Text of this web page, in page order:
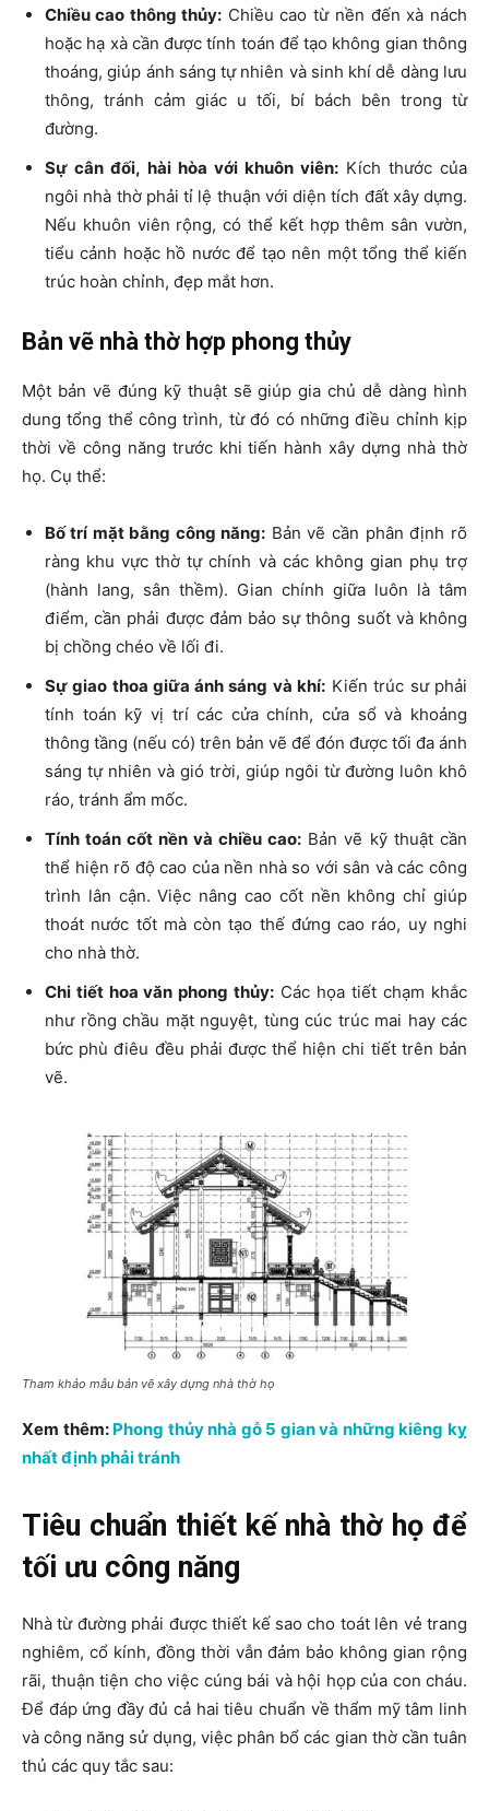
Chiều cao thông thủy: Chiều cao từ nền đến xà nách
hoặc hạ xà cần được tính toán để tạo không gian thông
thoáng, giúp ánh sáng tự nhiên và sinh khí dễ dàng lưu
thông, tránh cảm giác u tối, bí bách bên trong từ
đường.
Sự cân đối, hài hòa với khuôn viên: Kích thước của
ngôi nhà thờ phải tỉ lệ thuận với diện tích đất xây dựng.
Nếu khuôn viên rộng, có thể kết hợp thêm sân vườn,
tiểu cảnh hoặc hồ nước để tạo nên một tổng thể kiến
trúc hoàn chỉnh, đẹp mắt hơn.
Bản vẽ nhà thờ hợp phong thủy
Một bản vẽ đúng kỹ thuật sẽ giúp gia chủ dễ dàng hình
dung tổng thể công trình, từ đó có những điều chỉnh kịp
thời về công năng trước khi tiến hành xây dựng nhà thờ
họ. Cụ thể:
Bố trí mặt bằng công năng: Bản vẽ cần phân định rõ
ràng khu vực thờ tự chính và các không gian phụ trợ
(hành lang, sân thềm). Gian chính giữa luôn là tâm
điểm, cần phải được đảm bảo sự thông suốt và không
bị chồng chéo về lối đi.
Sự giao thoa giữa ánh sáng và khí: Kiến trúc sư phải
tính toán kỹ vị trí các cửa chính, cửa sổ và khoảng
thông tầng (nếu có) trên bản vẽ để đón được tối đa ánh
sáng tự nhiên và gió trời, giúp ngôi từ đường luôn khô
ráo, tránh ẩm mốc.
Tính toán cốt nền và chiều cao: Bản vẽ kỹ thuật cần
thể hiện rõ độ cao của nền nhà so với sân và các công
trình lân cận. Việc nâng cao cốt nền không chỉ giúp
thoát nước tốt mà còn tạo thế đứng cao ráo, uy nghi
cho nhà thờ.
Chi tiết hoa văn phong thủy: Các họa tiết chạm khắc
như rồng chầu mặt nguyệt, tùng cúc trúc mai hay các
bức phù điêu đều phải được thể hiện chi tiết trên bản
vẽ.
Tham khảo mẫu bản vẽ xây dựng nhà thờ họ
Xem thêm: Phong thủy nhà gỗ 5 gian và những kiêng kỵ
nhất định phải tránh
Tiêu chuẩn thiết kế nhà thờ họ để
tối ưu công năng
Nhà từ đường phải được thiết kế sao cho toát lên vẻ trang
nghiêm, cổ kính, đồng thời vẫn đảm bảo không gian rộng
rãi, thuận tiện cho việc cúng bái và hội họp của con cháu.
Để đáp ứng đầy đủ cả hai tiêu chuẩn về thẩm mỹ tâm linh
và công năng sử dụng, việc phân bổ các gian thờ cần tuân
thủ các quy tắc sau: